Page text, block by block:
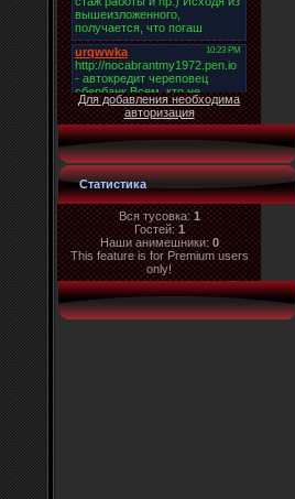
Для добавления необходима
авторизация
Статистика
Вся тусовка:1
Гостей:1
Наши анимешники:0
This feature is for Premium users
only!